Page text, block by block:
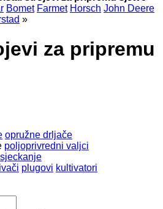
Bomet Farmet Horsch John Deere
»
za pripremu
opružne drljače
poljoprivredni valjci
plugovi kultivatori